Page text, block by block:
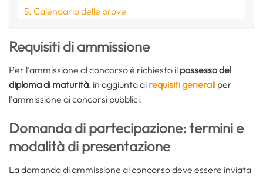
Calendario delle prove
Requisiti di ammissione
Per l’ammissione al concorso è richiesto il possesso del
diploma di maturità, in aggiunta ai requisiti generali per
l’ammissione ai concorsi pubblici.
Domanda di partecipazione: termini e
modalità di presentazione
La domanda di ammissione al concorso deve essere inviata